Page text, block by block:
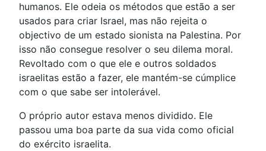
humanos. Ele odeia os métodos que estão a ser
usados para criar Israel, mas não rejeita o
objectivo de um estado sionista na Palestina. Por
isso não consegue resolver o seu dilema moral.
Revoltado com o que ele e outros soldados
israelitas estão a fazer, ele mantém-se cúmplice
com o que sabe ser intolerável.
O próprio autor estava menos dividido. Ele
passou uma boa parte da sua vida como oficial
do exército israelita.